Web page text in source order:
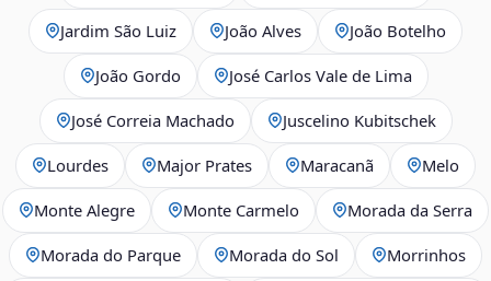
Jardim São Luiz João Alves João Botelho
João Gordo José Carlos Vale de Lima
José Correia Machado Juscelino Kubitschek
Lourdes Major Prates Maracanã Melo
Monte Alegre Monte Carmelo Morada da Serra
Morada do Parque Morada do Sol Morrinhos